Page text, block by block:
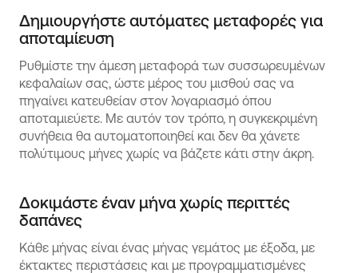
Δημιουργήστε αυτόματες μεταφορές για
αποταμίευση
Ρυθμίστε την άμεση μεταφορά των συσσωρευμένων
κεφαλαίων σας, ώστε μέρος του μισθού σας να
πηγαίνει κατευθείαν στον λογαριασμό όπου
αποταμιεύετε. Με αυτόν τον τρόπο, η συγκεκριμένη
συνήθεια θα αυτοματοποιηθεί και δεν θα χάνετε
πολύτιμους μήνες χωρίς να βάζετε κάτι στην άκρη.
Δοκιμάστε έναν μήνα χωρίς περιττές
δαπάνες
Κάθε μήνας είναι ένας μήνας γεμάτος με έξοδα, με
έκτακτες περιστάσεις και με προγραμματισμένες